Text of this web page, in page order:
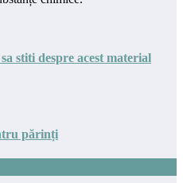
stiti despre acest material
părinți